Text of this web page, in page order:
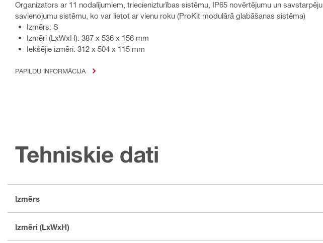
Organizators ar 11 nodalījumiem, triecienizturības sistēmu, IP65 novērtējumu un savstarpēju
savienojumu sistēmu, ko var lietot ar vienu roku (ProKit modulārā glabāšanas sistēma)
Izmērs: S
Izmēri (LxWxH): 387 x 536 x 156 mm
Iekšējie izmēri: 312 x 504 x 115 mm
PAPILDU INFORMĀCIJA
Tehniskie dati
Izmērs
Izmēri (LxWxH)